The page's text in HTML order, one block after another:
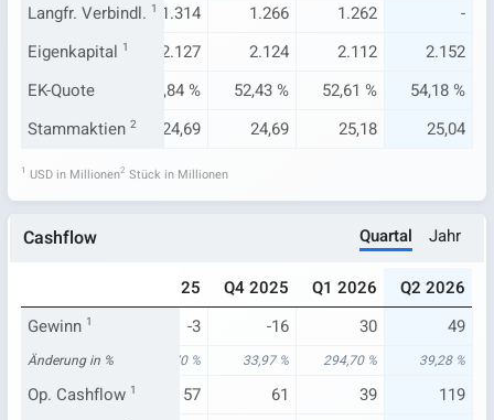
Langfr. Verbindl. 1
1.338 1.314 1.266 1.262
-
Eigenkapital 1
2.116 2.127 2.124 2.112
2.152
EK-Quote
51,51 % 51,84 % 52,43 % 52,61 %
54,18 %
Stammaktien 2
24,71 24,69 24,69 25,18 25,04
1 USD in Millionen2 Stück in Millionen
Cashflow Quartal Jahr
Q3 2025 Q4 2025 Q1 2026
Q2 2026
Gewinn 1 -3 -16 30 49
Änderung in %
265,08 % 89,70 % 33,97 % 294,70 % 39,28 %
Op. Cashflow 1
11 57 61 39
119